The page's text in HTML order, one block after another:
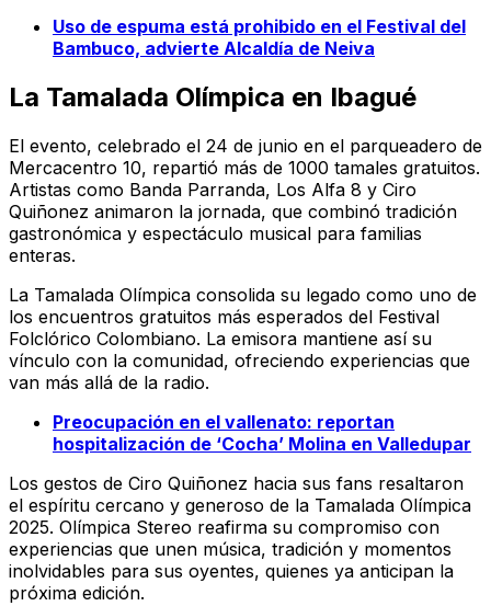
Uso de espuma está prohibido en el Festival del
Bambuco, advierte Alcaldía de Neiva
La Tamalada Olímpica en Ibagué
El evento, celebrado el 24 de junio en el parqueadero de
Mercacentro 10, repartió más de 1000 tamales gratuitos.
Artistas como Banda Parranda, Los Alfa 8 y Ciro
Quiñonez animaron la jornada, que combinó tradición
gastronómica y espectáculo musical para familias
enteras.
La Tamalada Olímpica consolida su legado como uno de
los encuentros gratuitos más esperados del Festival
Folclórico Colombiano. La emisora mantiene así su
vínculo con la comunidad, ofreciendo experiencias que
van más allá de la radio.
Preocupación en el vallenato: reportan
hospitalización de ‘Cocha’ Molina en Valledupar
Los gestos de Ciro Quiñonez hacia sus fans resaltaron
el espíritu cercano y generoso de la Tamalada Olímpica
2025. Olímpica Stereo reafirma su compromiso con
experiencias que unen música, tradición y momentos
inolvidables para sus oyentes, quienes ya anticipan la
próxima edición.